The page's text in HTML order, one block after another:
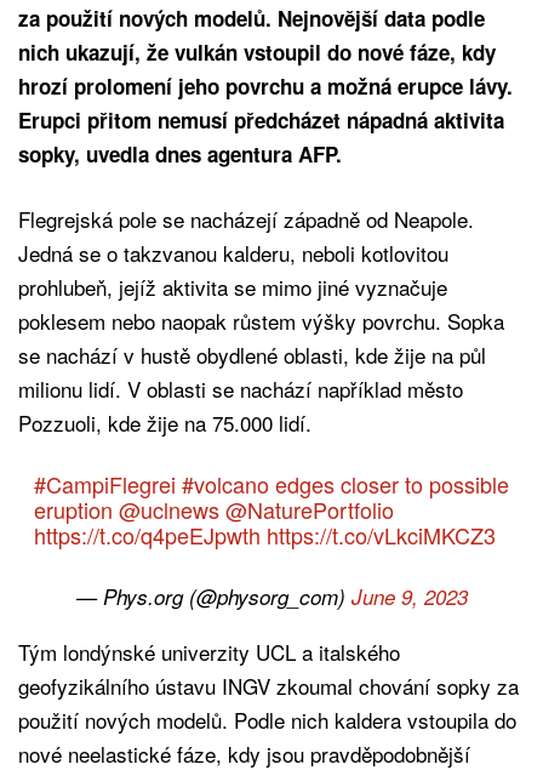
za použití nových modelů. Nejnovější data podle
nich ukazují, že vulkán vstoupil do nové fáze, kdy
hrozí prolomení jeho povrchu a možná erupce lávy.
Erupci přitom nemusí předcházet nápadná aktivita
sopky, uvedla dnes agentura AFP.
Flegrejská pole se nacházejí západně od Neapole.
Jedná se o takzvanou kalderu, neboli kotlovitou
prohlubeň, jejíž aktivita se mimo jiné vyznačuje
poklesem nebo naopak růstem výšky povrchu. Sopka
se nachází v hustě obydlené oblasti, kde žije na půl
milionu lidí. V oblasti se nachází například město
Pozzuoli, kde žije na 75.000 lidí.
#CampiFlegrei #volcanoedges closer to possible
eruption @uclnews @NaturePortfolio
https://t.co/q4peEJpwth https://t.co/vLkciMKCZ3
— Phys.org (@physorg_com) June 9, 2023
Tým londýnské univerzity UCL a italského
geofyzikálního ústavu INGV zkoumal chování sopky za
použití nových modelů. Podle nich kaldera vstoupila do
nové neelastické fáze, kdy jsou pravděpodobnější